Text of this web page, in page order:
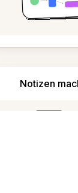
Notizen